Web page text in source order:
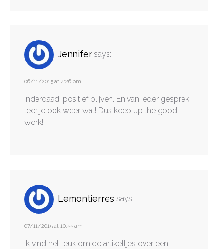
Jennifer says:
06/11/2015 at 4:26 pm
Inderdaad, positief blijven. En van ieder gesprek
leer je ook weer wat! Dus keep up the good
work!
Lemontierres says:
07/11/2015 at 10:55 am
Ik vind het leuk om de artikeltjes over een